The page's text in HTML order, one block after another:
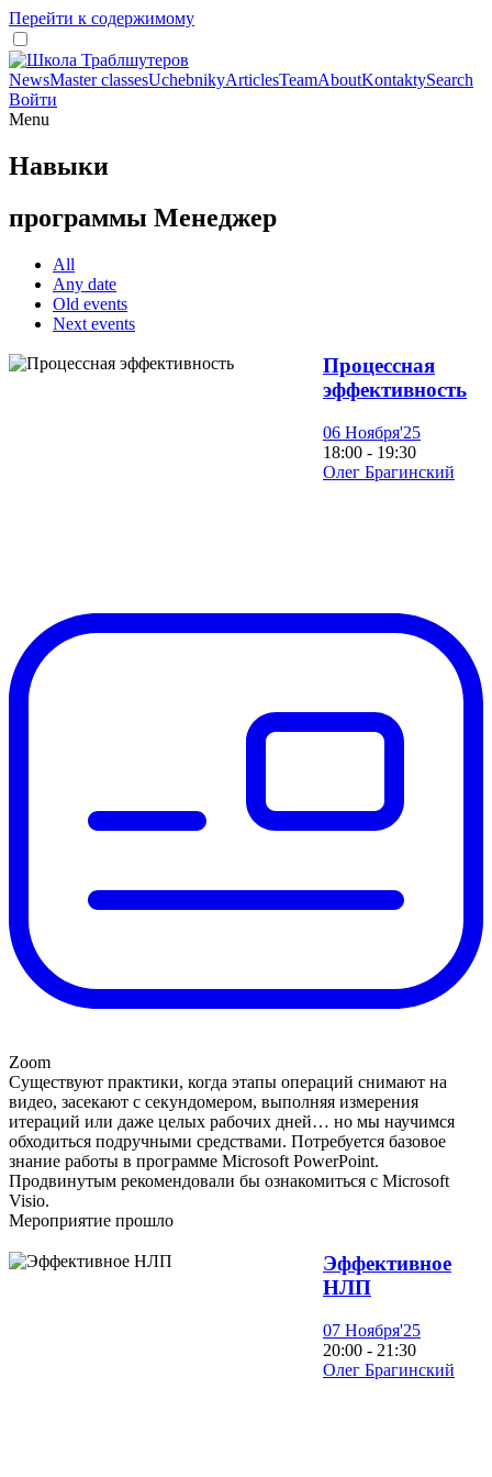
Перейти к содержимому
NewsMaster classesUchebnikyArticlesTeamAboutKontaktySearch
Войти
Menu
Навыки
программы Менеджер
All
Any date
Old events
Next events
Процессная
эффективность
06 Ноября'25
18:00 - 19:30
Олег Брагинский
Zoom
Существуют практики, когда этапы операций снимают на
видео, засекают с секундомером, выполняя измерения
итераций или даже целых рабочих дней… но мы научимся
обходиться подручными средствами. Потребуется базовое
знание работы в программе Microsoft PowerPoint.
Продвинутым рекомендовали бы ознакомиться с Microsoft
Visio.
Мероприятие прошло
Эффективное
НЛП
07 Ноября'25
20:00 - 21:30
Олег Брагинский